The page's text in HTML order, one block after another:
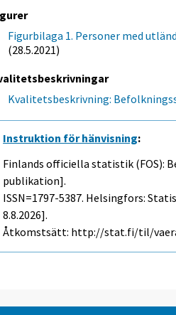
Figurbilaga 1. Personer med
(28.5.2021)
Kvalitetsbeskrivning:
Instruktion för hänvisning:
Finlands officiella statistik (FOS):
publikation].
ISSN=1797-5387. Helsingfors:
8.8.2026].
Åtkomstsätt: http://stat.fi/til/